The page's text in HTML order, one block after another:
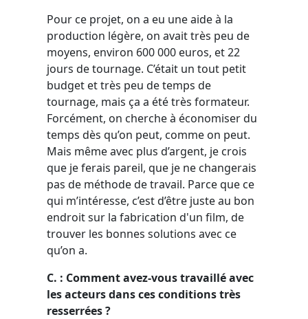
Pour ce projet, on a eu une aide à la
production légère, on avait très peu de
moyens, environ 600 000 euros, et 22
jours de tournage. C’était un tout petit
budget et très peu de temps de
tournage, mais ça a été très formateur.
Forcément, on cherche à économiser du
temps dès qu’on peut, comme on peut.
Mais même avec plus d’argent, je crois
que je ferais pareil, que je ne changerais
pas de méthode de travail. Parce que ce
qui m’intéresse, c’est d’être juste au bon
endroit sur la fabrication d'un film, de
trouver les bonnes solutions avec ce
qu’on a.
C. : Comment avez-vous travaillé avec
les acteurs dans ces conditions très
resserrées ?